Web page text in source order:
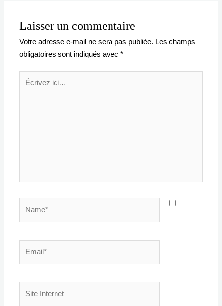
Laisser un commentaire
Votre adresse e-mail ne sera pas publiée. Les champs
obligatoires sont indiqués avec*
Écrivez